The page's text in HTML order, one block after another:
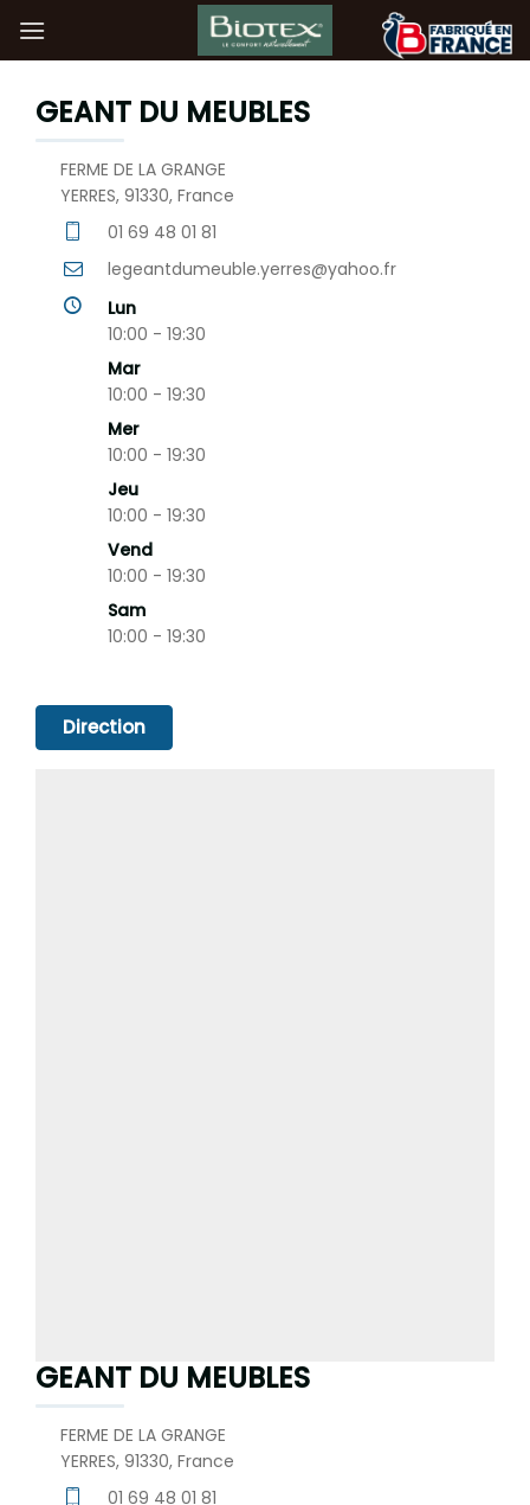
au
GEANT DU MEUBLES
FERME DE LA GRANGE
YERRES, 91330, France
01 69 48 01 81
legeantdumeuble.yerres@yahoo.fr
Lun
10:00 - 19:30
Mar
10:00 - 19:30
Mer
10:00 - 19:30
Jeu
10:00 - 19:30
Vend
10:00 - 19:30
Sam
10:00 - 19:30
Direction
GEANT DU MEUBLES
FERME DE LA GRANGE
YERRES, 91330, France
01 69 48 01 81